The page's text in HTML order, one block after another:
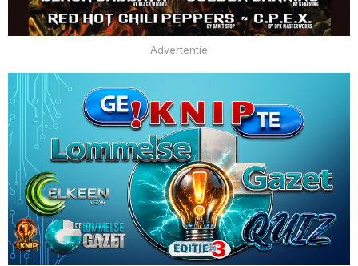
Advertentie